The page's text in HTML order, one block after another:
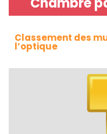
Classement des
l’optique